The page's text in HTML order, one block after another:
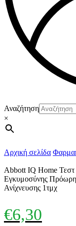
Αναζήτηση
×
Αρχική σελίδα
Abbott IQ Home Τεστ
Εγκυμοσύνης
Ανίχνευσης 1τμχ
€6,30